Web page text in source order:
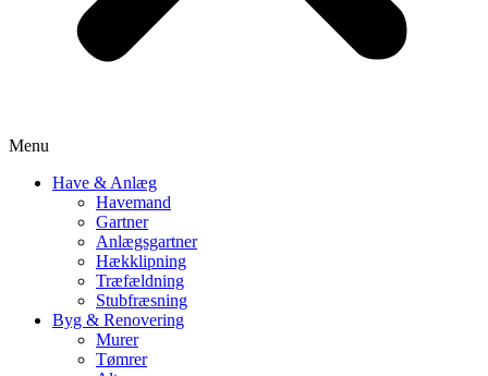
Menu
Have & Anlæg
Havemand
Gartner
Anlægsgartner
Hækklipning
Træfældning
Stubfræsning
Byg & Renovering
Murer
Tømrer